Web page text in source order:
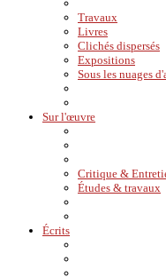
Travaux
Livres
Clichés dispersés
Expositions
Sous les nuages
Sur l'œuvre
Critique &
Études & travaux
Écrits